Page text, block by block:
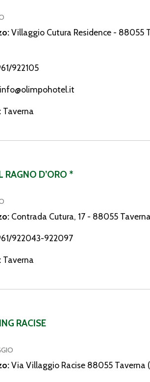
Villaggio Cutura Residence - 88055
922105
info@olimpohotel.it
Taverna
RAGNO D’ORO *
Contrada Cutura, 17 - 88055
922043-922097
Taverna
RACISE
Via Villaggio Racise 88055 Taverna